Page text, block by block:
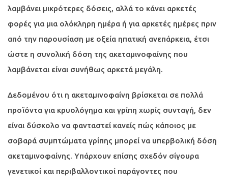
λαμβάνει μικρότερες δόσεις, αλλά το κάνει αρκετές
φορές για μια ολόκληρη ημέρα ή για αρκετές ημέρες πριν
από την παρουσίαση με οξεία ηπατική ανεπάρκεια, έτσι
ώστε η συνολική δόση της ακεταμινοφαίνης που
λαμβάνεται είναι συνήθως αρκετά μεγάλη.
Δεδομένου ότι η ακεταμινοφαίνη βρίσκεται σε πολλά
προϊόντα για κρυολόγημα και γρίπη χωρίς συνταγή, δεν
είναι δύσκολο να φανταστεί κανείς πώς κάποιος με
σοβαρά συμπτώματα γρίπης μπορεί να υπερβολική δόση
ακεταμινοφαίνης. Υπάρχουν επίσης σχεδόν σίγουρα
γενετικοί και περιβαλλοντικοί παράγοντες που